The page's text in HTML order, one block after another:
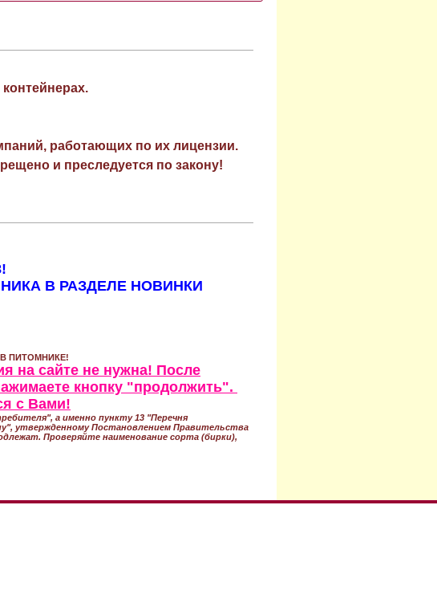
работающих по их лицензии.
и преследуется по закону!
В РАЗДЕЛЕ НОВИНКИ
ПИТОМНИКЕ!
на сайте не нужна! После
кнопку "продолжить".
с Вами!
а именно пункту 13 "Перечня
утвержденному Постановлением Правительства
Проверяйте наименование сорта (бирки),